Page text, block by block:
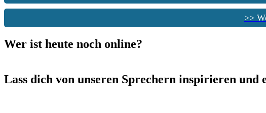
>>
Wer ist heute noch online?
Lass dich von unseren Sprechern inspirieren und